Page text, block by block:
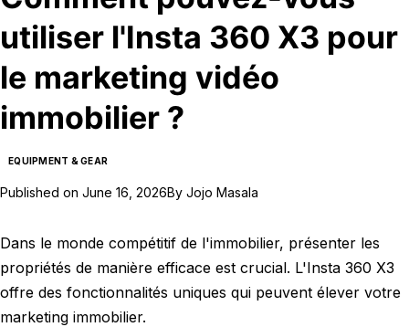
utiliser l'Insta 360 X3 pour
le marketing vidéo
immobilier ?
EQUIPMENT & GEAR
Published on June 16, 2026By Jojo Masala
Dans le monde compétitif de l'immobilier, présenter les
propriétés de manière efficace est crucial. L'Insta 360 X3
offre des fonctionnalités uniques qui peuvent élever votre
marketing immobilier.